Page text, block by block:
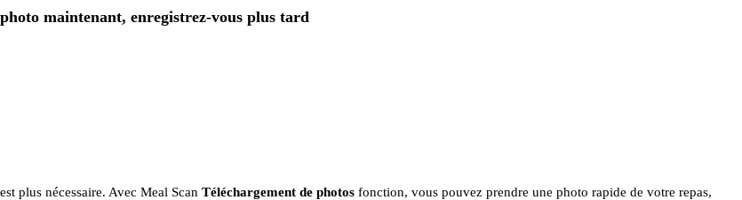
maintenant, enregistrez-vous plus tard
plus nécessaire. Avec Meal Scan Téléchargement de photos fonction, vous pouvez prendre une photo rapide de votre repas,